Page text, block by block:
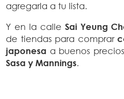
agregarla a tu lista.
Y en la calle Sai Yeung
de tiendas para comprar
japonesa a buenos
Sasa y Mannings.